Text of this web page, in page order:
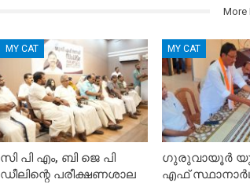
More
MY CAT
സി പി എം, ബി ജെ പി
ഡീലിന്റെ പരീക്ഷണശാല
MY CAT
ഗുരുവായൂർ യു
എഫ്